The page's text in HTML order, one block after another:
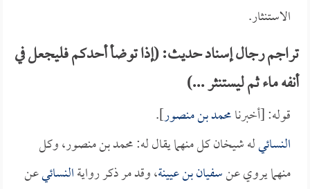
الاستنثار.
تراجم رجال إسناد حديث: (إذا توضأ أحدكم فليجعل في
أنفه ماء ثم ليستنثر ...)
قوله: [أخبرنامحمد بن منصور].
النسائيله شيخان كل منهما يقال له: محمد بن منصور، وكل
منهما يروي عنسفيان بن عيينة، وقد مر ذكر روايةالنسائيعن